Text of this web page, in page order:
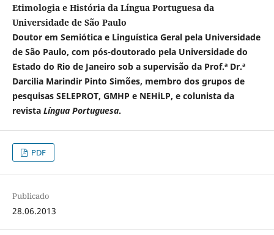
Etimologia e História da Língua Portuguesa da
Universidade de São Paulo
Doutor em Semiótica e Linguística Geral pela Universidade
de São Paulo, com pós-doutorado pela Universidade do
Estado do Rio de Janeiro sob a supervisão da Prof.ª Dr.ª
Darcilia Marindir Pinto Simões, membro dos grupos de
pesquisas SELEPROT, GMHP e NEHiLP, e colunista da
revista Língua Portuguesa.
PDF
Publicado
28.06.2013